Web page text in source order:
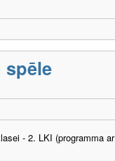
spēle
- 2. LKI (programma ar